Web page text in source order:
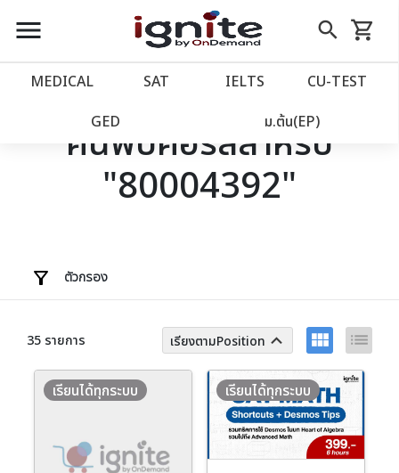
close
account_balance หน้าแรก
เว็บไซต์อิกไนท์
โปรโมชั่น
account_circle เข้าสู่ระบบ
menu search
Skip
to
shopping_cart
รถเข็น
MEDICAL SAT IELTS CU‑TEST
GED ม.ต้น(EP)
ค้นพบคอร์สสำหรับ
"80004392"
ตัวกรอง
35 รายการ เรียงตามPosition keyboard_arrow_up view_module list
เรียนได้ทุกระบบ เรียนได้ทุกระบบ